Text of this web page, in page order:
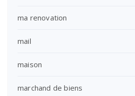
ma renovation
mail
maison
marchand de biens